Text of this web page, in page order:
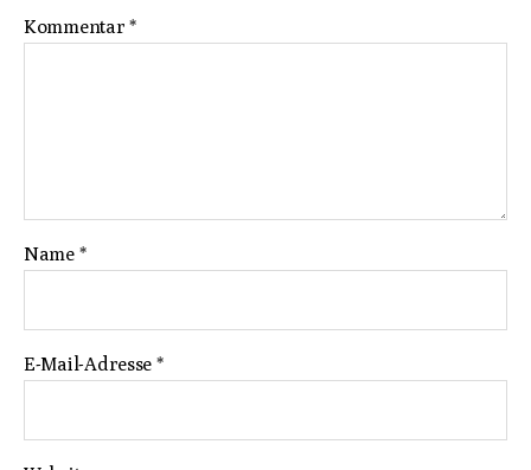
Kommentar*
Name *
E-Mail-Adresse *